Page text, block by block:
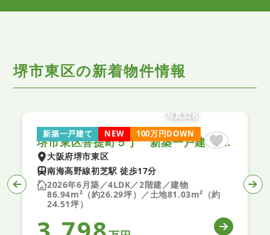
堺市東区の新着物件情報
新築一戸建て NEW 100万円DOWN
大阪府堺市東区
南海高野線初芝駅 徒歩17分
2026年6月築／4LDK／2階建／建物
88.18m²（約26.67坪）／土地84.65m²（約
25.60坪）